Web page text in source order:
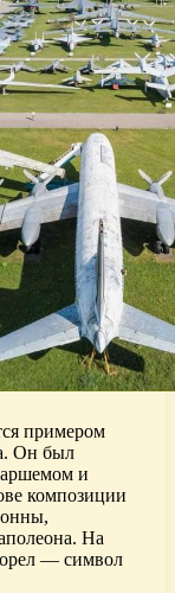
примером
Он был
и
композиции
На
орел — символ